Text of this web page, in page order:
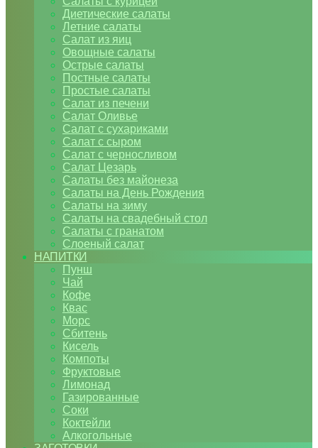
Диетические салаты
Летние салаты
Салат из яиц
Овощные салаты
Острые салаты
Постные салаты
Простые салаты
Салат из печени
Салат Оливье
Салат с сухариками
Салат с сыром
Салат с черносливом
Салат Цезарь
Салаты без майонеза
Салаты на День Рождения
Салаты на зиму
Салаты на свадебный стол
Салаты с гранатом
Слоеный салат
НАПИТКИ
Пунш
Чай
Кофе
Квас
Морс
Сбитень
Кисель
Компоты
Фруктовые
Лимонад
Газированные
Соки
Коктейли
Алкогольные